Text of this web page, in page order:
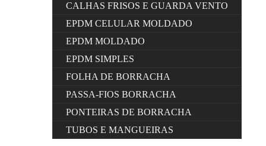
CALHAS FRISOS E GUARDA VENTO
EPDM CELULAR MOLDADO
EPDM MOLDADO
EPDM SIMPLES
FOLHA DE BORRACHA
PASSA-FIOS BORRACHA
PONTEIRAS DE BORRACHA
TUBOS E MANGUEIRAS